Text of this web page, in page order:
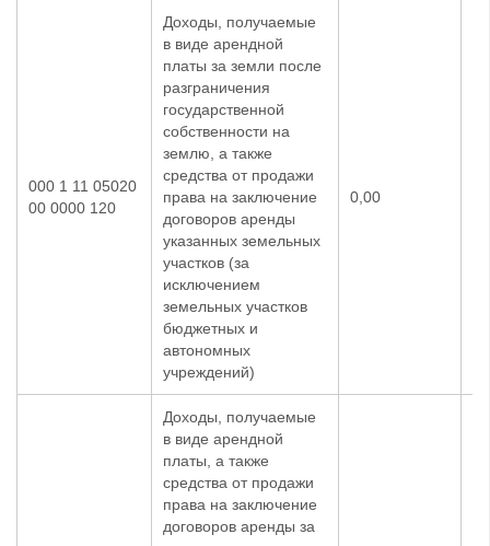
000 1 11 05020
00 0000 120
Доходы, получаемые
в виде арендной
платы за земли после
разграничения
государственной
собственности на
землю, а также
средства от продажи
права на заключение
договоров аренды
указанных земельных
участков (за
исключением
земельных участков
бюджетных и
автономных
учреждений)
0,00
Доходы, получаемые
в виде арендной
платы, а также
средства от продажи
права на заключение
договоров аренды за